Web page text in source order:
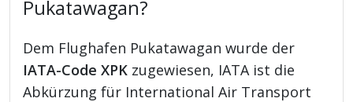
Pukatawagan?
Dem Flughafen Pukatawagan wurde der
IATA-Code XPK zugewiesen, IATA ist die
Abkürzung für International Air Transport